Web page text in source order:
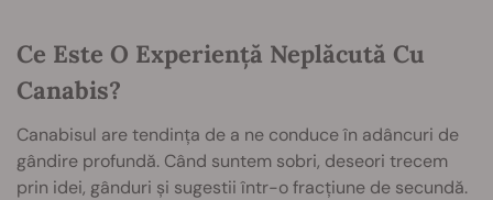
Ce Este O Experiență Neplăcută Cu
Canabis?
Canabisul are tendința de a ne conduce în adâncuri de
gândire profundă. Când suntem sobri, deseori trecem
prin idei, gânduri și sugestii într-o fracțiune de secundă.